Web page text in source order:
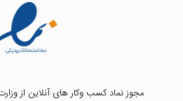
مجوز نماد کسب وکار های آنلاین از